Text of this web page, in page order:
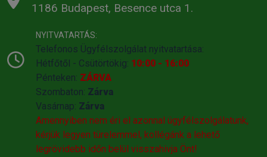
1186 Budapest, Besence utca 1.
NYITVATARTÁS:
Telefonos Ügyfélszolgálat nyitvatartása:
Hétfőtől - Csütörtökig: 10:00 - 16:00
Pénteken: ZÁRVA
Szombaton: Zárva
Vasárnap: Zárva
Amennyiben nem éri el azonnal ügyfélszolgálatunk,
kérjük legyen türelemmel, kollégánk a lehető
legrövidebb időn belül visszahivja Önt!